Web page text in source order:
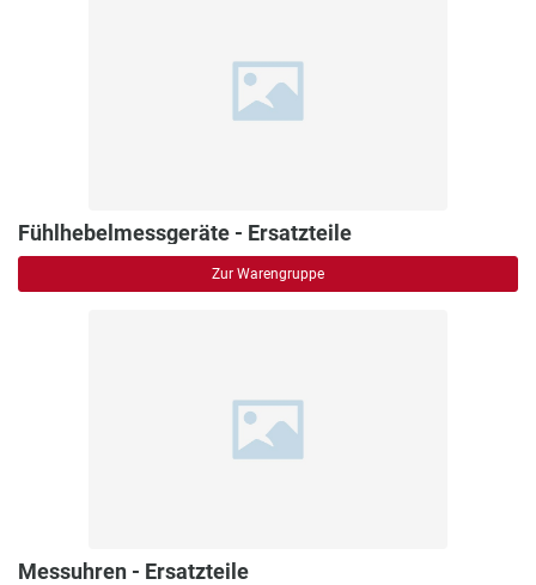
Fühlhebelmessgeräte - Ersatzteile
Zur Warengruppe
Messuhren - Ersatzteile